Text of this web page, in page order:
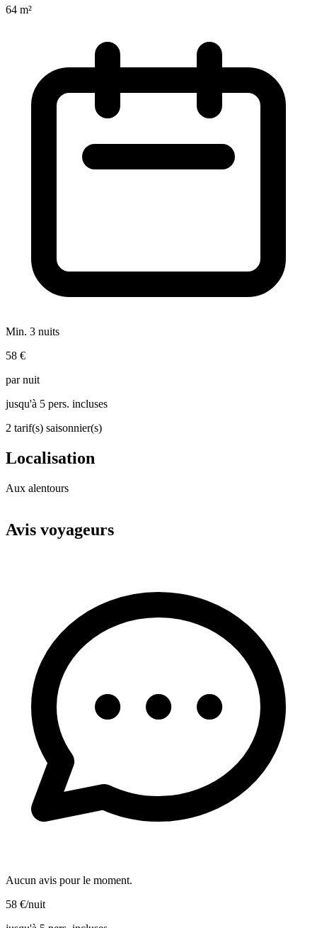
64 m²
Min. 3 nuits
58 €
par nuit
jusqu'à 5 pers. incluses
2 tarif(s) saisonnier(s)
Localisation
Aux alentours
+
Avis voyageurs
Aucun avis pour le moment.
58 €/nuit